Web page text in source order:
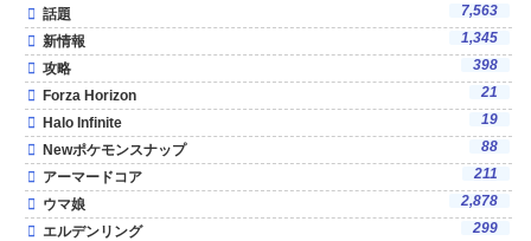
話題
7,563
新情報
1,345
攻略
398
Forza Horizon
21
Halo Infinite
19
Newポケモンスナップ
88
アーマードコア
211
ウマ娘
2,878
エルデンリング
299